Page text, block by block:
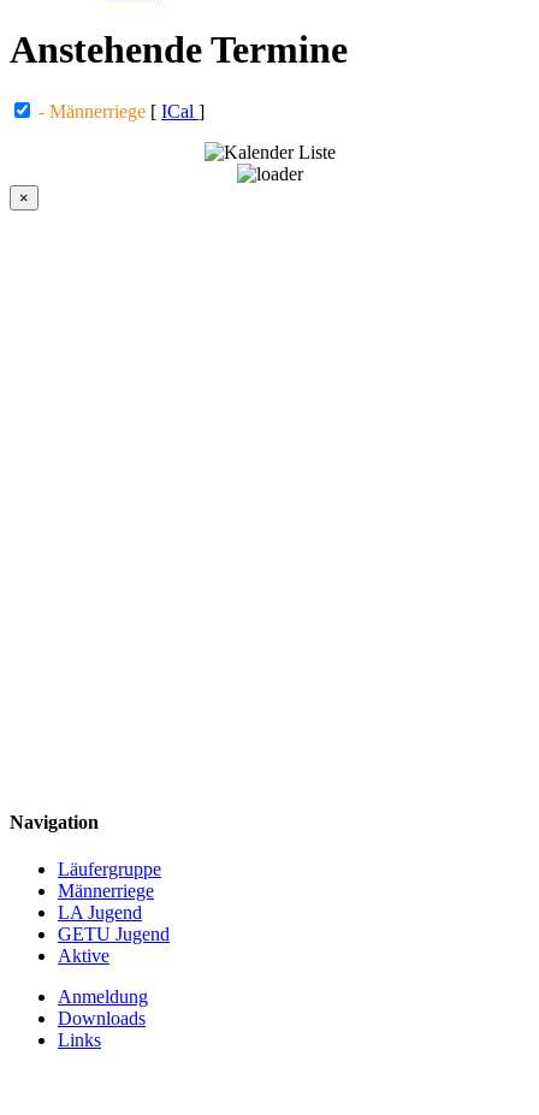
Anstehende Termine
- Männerriege [ ICal ]
×
Navigation
Läufergruppe
Männerriege
LA Jugend
GETU Jugend
Aktive
Anmeldung
Downloads
Links